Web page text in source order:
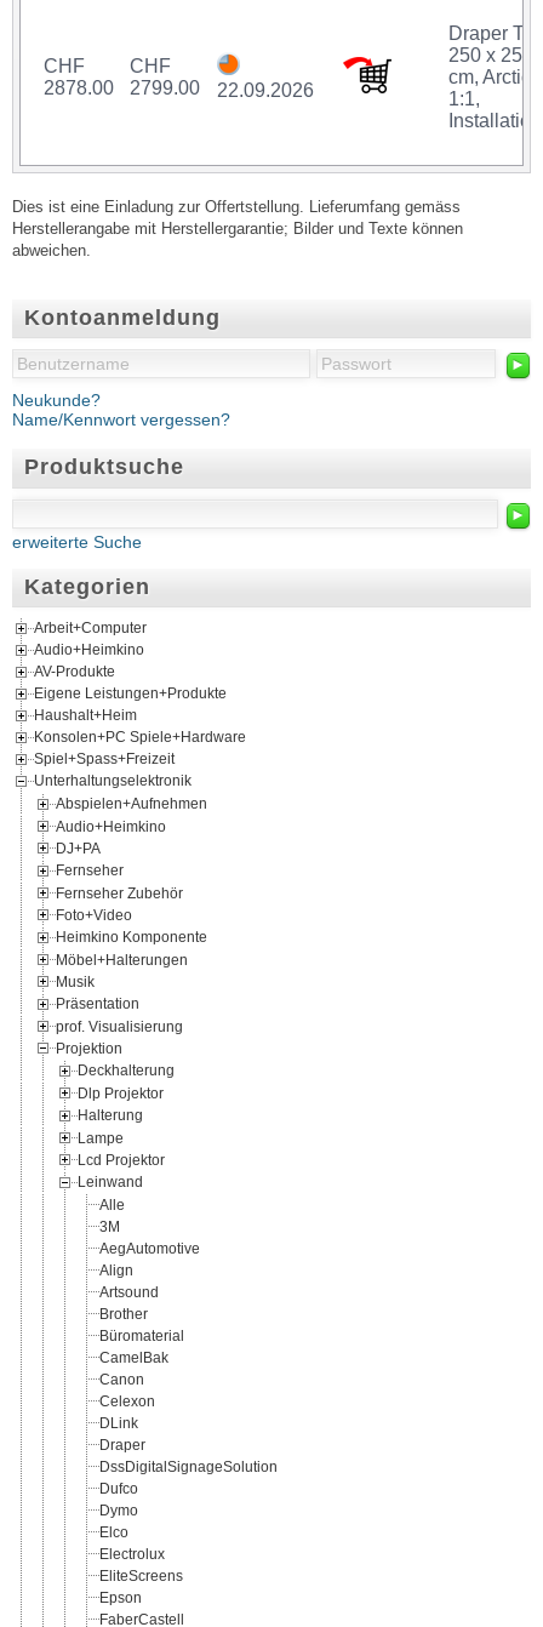
Kontoanmeldung
►
Neukunde?
Name/Kennwort vergessen?
Produktsuche
►
erweiterte Suche
Kategorien
Arbeit+Computer
Audio+Heimkino
AV-Produkte
Eigene Leistungen+Produkte
Haushalt+Heim
Konsolen+PC Spiele+Hardware
Spiel+Spass+Freizeit
Unterhaltungselektronik
Abspielen+Aufnehmen
Audio+Heimkino
DJ+PA
Fernseher
Fernseher Zubehör
Foto+Video
Heimkino Komponente
Möbel+Halterungen
Musik
Präsentation
prof. Visualisierung
Projektion
Deckhalterung
Dlp Projektor
Halterung
Lampe
Lcd Projektor
Leinwand
Alle
3M
AegAutomotive
Align
Artsound
Brother
Büromaterial
CamelBak
Canon
Celexon
DLink
Draper
DssDigitalSignageSolution
Dufco
Dymo
Elco
Electrolux
EliteScreens
Epson
FaberCastell
CHF
2878.00
CHF
2799.00
22.09.2026
Draper
250 x 250
cm, Arctiq,
1:1,
Installation
Dies ist eine Einladung zur Offertstellung. Lieferumfang gemäss
Herstellerangabe mit Herstellergarantie; Bilder und Texte können
abweichen.